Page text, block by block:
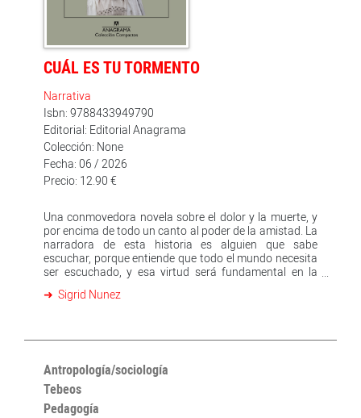
CUÁL ES TU TORMENTO
Narrativa
Isbn: 9788433949790
Editorial: Editorial Anagrama
Colección: None
Fecha: 06 / 2026
Precio: 12.90 €
Una conmovedora novela sobre el dolor y la muerte, y
por encima de todo un canto al poder de la amistad. La
narradora de esta historia es alguien que sabe
escuchar, porque entiende que todo el mundo necesita
ser escuchado, y esa virtud será fundamental en la
esta novela hay dos amigas y una enfermedad. La
casa, para acompañarla en sus últimos días. Las dos
ríen y hablan de sus complicadas y no siempre
satisfactorias relaciones personales. Y, a medida que
se acerca el final de la enferma, las dos mujeres
deberán enfrentarse a la decisión que han
Sigrid Nunez
Antropología/sociología
Tebeos
Pedagogía